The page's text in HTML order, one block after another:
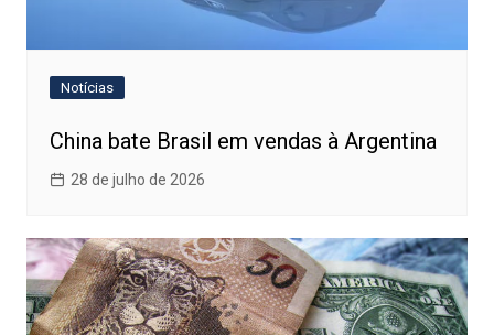
Notícias
China bate Brasil em vendas à Argentina
28 de julho de 2026